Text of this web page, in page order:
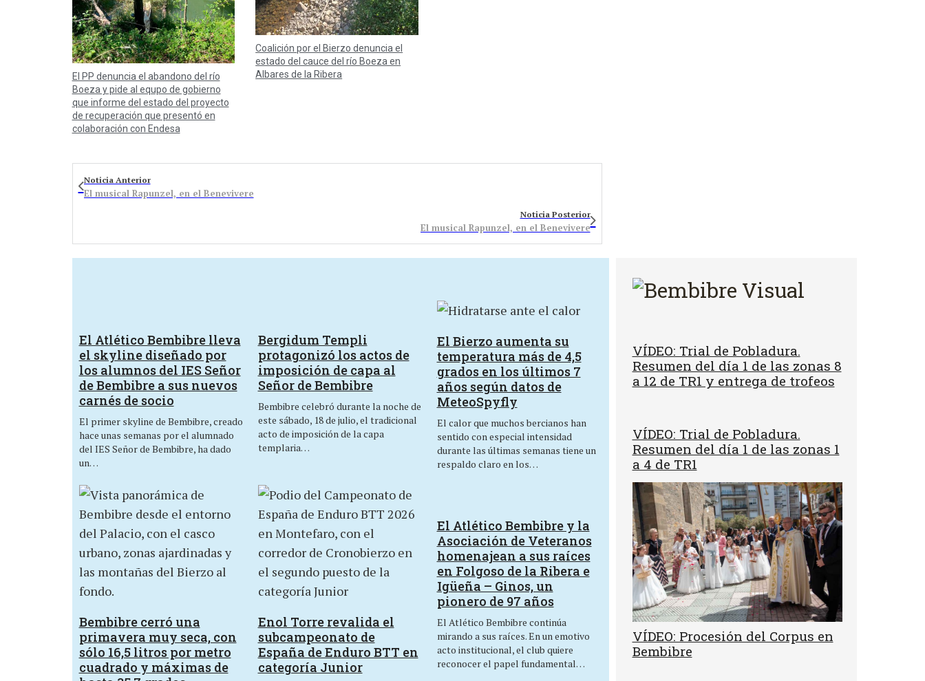
El PP denuncia el abandono del río
Boeza y pide al equpo de gobierno
que informe del estado del proyecto
de recuperación que presentó en
colaboración con Endesa
Coalición por el Bierzo denuncia el
estado del cauce del río Boeza en
Albares de la Ribera
Noticia Anterior
El musical Rapunzel, en el Benevivere
Noticia Posterior
El musical Rapunzel, en el Benevivere
El Atlético Bembibre lleva
el skyline diseñado por
los alumnos del IES Señor
de Bembibre a sus nuevos
carnés de socio
El primer skyline de Bembibre, creado
hace unas semanas por el alumnado
del IES Señor de Bembibre, ha dado
un…
Bergidum Templi
protagonizó los actos de
imposición de capa al
Señor de Bembibre
Bembibre celebró durante la noche de
este sábado, 18 de julio, el tradicional
acto de imposición de la capa
templaria…
El Bierzo aumenta su
temperatura más de 4,5
grados en los últimos 7
años según datos de
MeteoSpyfly
El calor que muchos bercianos han
sentido con especial intensidad
durante las últimas semanas tiene un
respaldo claro en los…
Bembibre cerró una
primavera muy seca, con
sólo 16,5 litros por metro
cuadrado y máximas de
Enol Torre revalida el
subcampeonato de
España de Enduro BTT en
categoría Junior
El Atlético Bembibre y la
Asociación de Veteranos
homenajean a sus raíces
en Folgoso de la Ribera e
Igüeña – Ginos, un
pionero de 97 años
El Atlético Bembibre continúa
mirando a sus raíces. En un emotivo
acto institucional, el club quiere
reconocer el papel fundamental…
VÍDEO: Trial de Pobladura.
Resumen del día 1 de las zonas 8
a 12 de TR1 y entrega de trofeos
VÍDEO: Trial de Pobladura.
Resumen del día 1 de las zonas 1
a 4 de TR1
VÍDEO: Procesión del Corpus en
Bembibre